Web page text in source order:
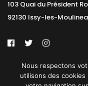
103 Quai du Président
92130 Issy-les-
Mentions légales
Nous respectons
utilisons des